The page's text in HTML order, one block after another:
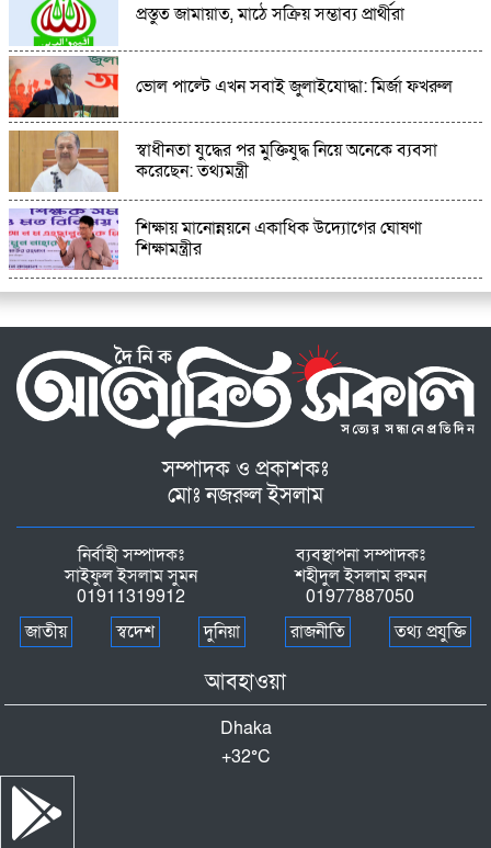
প্রস্তুত জামায়াত, মাঠে সক্রিয় সম্ভাব্য প্রার্থীরা
ভোল পাল্টে এখন সবাই জুলাইযোদ্ধা: মির্জা ফখরুল
স্বাধীনতা যুদ্ধের পর মুক্তিযুদ্ধ নিয়ে অনেকে ব্যবসা
করেছেন: তথ্যমন্ত্রী
শিক্ষায় মানোন্নয়নে একাধিক উদ্যোগের ঘোষণা
শিক্ষামন্ত্রীর
সম্পাদক ও প্রকাশকঃ
মোঃ নজরুল ইসলাম
নির্বাহী সম্পাদকঃ
সাইফুল ইসলাম সুমন
01911319912
ব্যবস্থাপনা সম্পাদকঃ
শহীদুল ইসলাম রুমন
01977887050
জাতীয়
স্বদেশ দুনিয়া রাজনীতি তথ্য প্রযুক্তি
আবহাওয়া
Dhaka
+32°C